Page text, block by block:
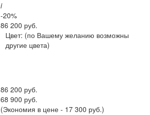
i
-20%
86 200 руб.
Цвет: (по Вашему желанию возможны
другие цвета)
86 200 руб.
68 900 руб.
(Экономия в цене - 17 300 руб.)